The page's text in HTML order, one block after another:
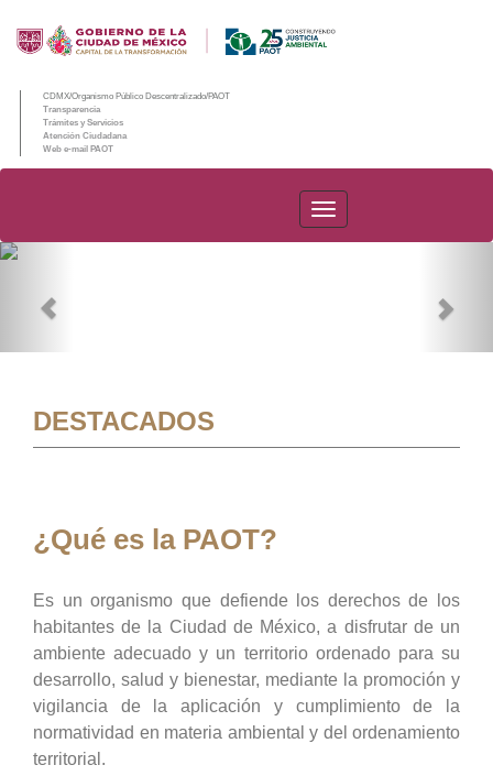
CDMX/Organismo Público Descentralizado/PAOT
Transparencia
Trámites y Servicios
Atención Ciudadana
Web e-mail PAOT
PAOT
DESTACADOS
¿Qué es la PAOT?
Es un organismo que defiende los derechos de los
habitantes de la Ciudad de México, a disfrutar de un
ambiente adecuado y un territorio ordenado para su
desarrollo, salud y bienestar, mediante la promoción y
vigilancia de la aplicación y cumplimiento de la
normatividad en materia ambiental y del ordenamiento
territorial.